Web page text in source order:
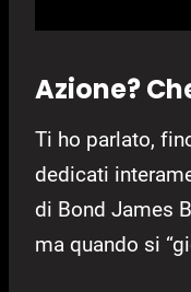
Azione?
Ti ho parlato,
dedicati
di Bond James
ma quando si